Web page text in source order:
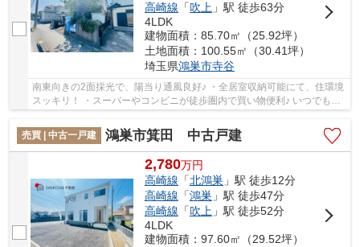
高崎線 「吹上 」駅 徒歩63分
4LDK
建物面積：85.70㎡（25.92坪）
土地面積：100.55㎡（30.41坪）
埼玉県鴻巣市寺谷
南東向きの2面採光で、陽当り通風良好♪ ・全居室収納可能にて、住環境
スッキリ！ ・スーパーやコンビニが徒歩圏内で買い物便利♪ いつでもお
売買 | 中古一戸建
鴻巣市箕田 中古戸建
2,780万円
高崎線 「北鴻巣 」駅 徒歩12分
高崎線 「鴻巣 」駅 徒歩47分
高崎線 「吹上」駅 徒歩52分
4LDK
建物面積：97.60㎡（29.52坪）